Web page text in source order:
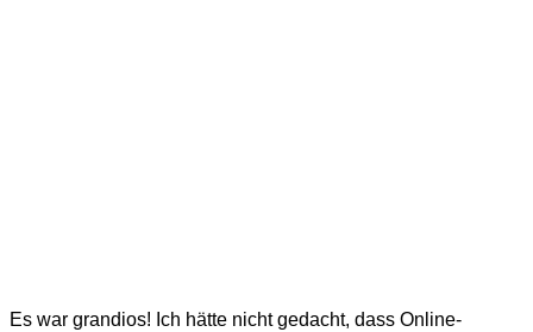
Es war grandios! Ich hätte nicht gedacht, dass Online-